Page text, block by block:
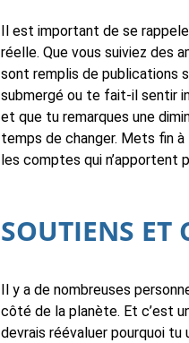
Il est important de se
réelle. Que vous suiviez des
sont remplis de publications
submergé ou te fait-il sentir
et que tu remarques une
temps de changer. Mets fin
les comptes qui n’apportent
SOUTIENS ET
Il y a de nombreuses
côté de la planète. Et c’est
devrais réévaluer pourquoi